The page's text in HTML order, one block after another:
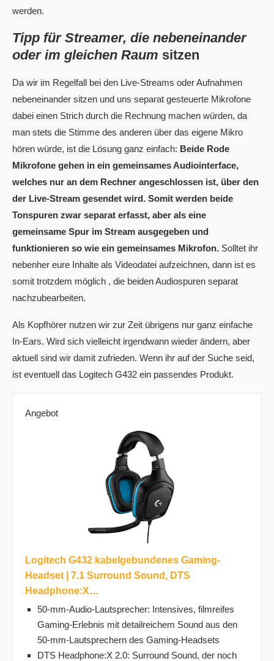
werden.
Tipp für Streamer, die nebeneinander
oder im gleichen Raum sitzen
Da wir im Regelfall bei den Live-Streams oder Aufnahmen
nebeneinander sitzen und uns separat gesteuerte Mikrofone
dabei einen Strich durch die Rechnung machen würden, da
man stets die Stimme des anderen über das eigene Mikro
hören würde, ist die Lösung ganz einfach: Beide Rode
Mikrofone gehen in ein gemeinsames Audiointerface,
welches nur an dem Rechner angeschlossen ist, über den
der Live-Stream gesendet wird. Somit werden beide
Tonspuren zwar separat erfasst, aber als eine
gemeinsame Spur im Stream ausgegeben und
funktionieren so wie ein gemeinsames Mikrofon. Solltet ihr
nebenher eure Inhalte als Videodatei aufzeichnen, dann ist es
somit trotzdem möglich , die beiden Audiospuren separat
nachzubearbeiten.
Als Kopfhörer nutzen wir zur Zeit übrigens nur ganz einfache
In-Ears. Wird sich vielleicht irgendwann wieder ändern, aber
aktuell sind wir damit zufrieden. Wenn ihr auf der Suche seid,
ist eventuell das Logitech G432 ein passendes Produkt.
Angebot
Logitech G432 kabelgebundenes Gaming-
Headset | 7.1 Surround Sound, DTS
Headphone:X…
50-mm-Audio-Lautsprecher: Intensives, filmreifes
Gaming-Erlebnis mit detailreichem Sound aus den
50-mm-Lautsprechern des Gaming-Headsets
DTS Headphone:X 2.0: Surround Sound, der noch